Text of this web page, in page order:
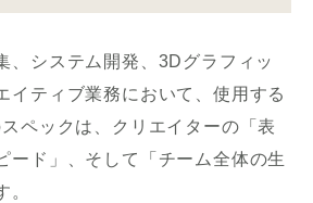
、システム開発、3Dグラフィッ
イティブ業務において、使用する
ペックは、クリエイターの「表
ード」、そして「チーム全体の生
。